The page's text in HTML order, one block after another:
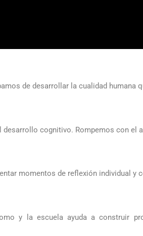
de desarrollar la cualidad humana
cognitivo. Rompemos con el
momentos de reflexión individual y
y la escuela ayuda a construir